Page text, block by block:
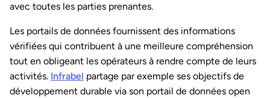
avec toutes les parties prenantes.
Les portails de données fournissent des informations
vérifiées qui contribuent à une meilleure compréhension
tout en obligeant les opérateurs à rendre compte de leurs
activités. Infrabel partage par exemple ses objectifs de
développement durable via son portail de données open